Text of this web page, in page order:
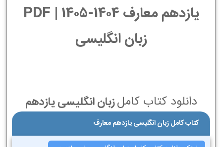
یازدهم معارف 1404-1405 | PDF
زبان انگلیسی
دانلود کتاب کاملزبان انگلیسی یازدهم
کتاب کامل زبان انگلیسی یازدهم معارف